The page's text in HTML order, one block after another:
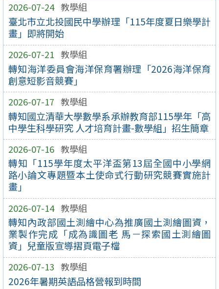
2026-07-24 教學組
臺北市立北投國民中學辦理「115年度夏日樂學計
畫」即將開始
2026-07-21 教學組
轉知海洋委員會海洋保育署辦理「2026海洋保育
創意短影音競賽」
2026-07-17 教學組
轉知國立清華大學數學系承辦教育部115學年「高
中學生科學研究 人才培育計畫-數學組」招生簡章
2026-07-16 教學組
轉知「115學年度太平洋盃第13屆全國中小學網
路小論文專題暨本土使命式行動研究競賽實施計
畫」
2026-07-14 教學組
轉知內政部國土測繪中心為推廣國土測繪圖資，
業製作完成「成為識圖老 馬－探索國土測繪圖
資」兒童版宣導摺頁電子檔
2026-07-13 教學組
2026年暑期英語品格營報到時間